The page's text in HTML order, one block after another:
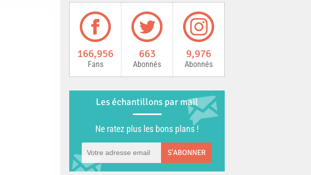
166,956
Fans
663
Abonnés
9,976
Abonnés
Les échantillons par mail
Ne ratez plus les bons plans !
S'ABONNER